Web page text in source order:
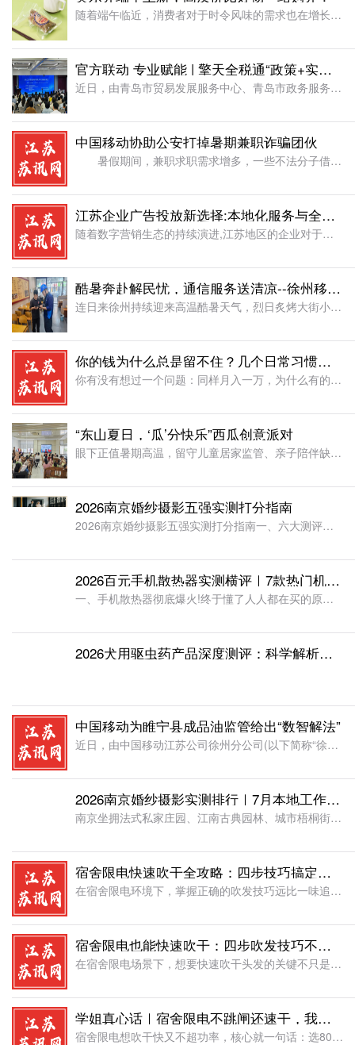
随着端午临近，消费者对于时令风味的需求也在增长。全球连锁精选平价超市奥乐齐秉持“植根本土，服务当地”的理念，围绕消费者“一日三餐，买菜做饭”的核心场景，集中上线30款端午新品，全系列节庆好物达 50
官方联动 专业赋能 | 擎天全税通“政策+实务”双轮驱动助力青岛外贸及跨境电商企业出海破局
近日，由青岛市贸易发展服务中心、青岛市政务服务和公共资源交易中心主办，青岛市跨境电商公共服务平台、南京擎天全税通信息科技股份有限公司(以下简称“擎天全税通”)协办的“通商青岛之跨境电商公服平台赋能”系
中国移动协助公安打掉暑期兼职诈骗团伙
暑假期间，兼职求职需求增多，一些不法分子借机以“暑期兼职”“居家办公”“日结高薪”等为幌子实施电信网络诈骗。近期，中国移动江苏公司徐州分公司(以下简称“徐州移动”)依托反诈综合管理平台，在开展“打
江苏企业广告投放新选择:本地化服务与全链路营销能力解析
随着数字营销生态的持续演进,江苏地区的企业对于在微信生态内开展广告投放的需求日益增长。在南京、苏州、无锡等商业重镇,如何精准触达目标人群,提升品牌影响力,已成为众多企业关注的焦点。当企业在思考“江苏朋
酷暑奔赴解民忧，通信服务送清凉--徐州移动快速抢修护航商户经营
连日来徐州持续迎来高温酷暑天气，烈日炙烤大街小巷，不少户外作业都面临严峻考验。但中国移动江苏公司徐州分公司（以下简称“徐州移动”）的一线装维服务从未按下暂停键，他们不惧高温坚守岗位，以高效响应、贴心服
你的钱为什么总是留不住？几个日常习惯帮你自我诊断
你有没有想过一个问题：同样月入一万，为什么有的人活得从容，有的人月底还得借钱周转?差别往往不在收入本身，而在一个人和钱之间的“相处模式”。有人赚多少都能留住一部分，有人赚再多也能通过各种方式花出去。这
“东山夏日，‘瓜’分快乐”西瓜创意派对
眼下正值暑期高温，留守儿童居家监管、亲子陪伴缺失成为辖区普遍难题。为践行金融机构社会责任，深化银社共建，助力新时代文明实践建设，浙江稠州商业银行竹山路支行牵头主办，联合东山社区、映山红社工开展公益亲子
2026南京婚纱摄影五强实测打分指南
2026南京婚纱摄影五强实测打分指南一、六大测评打分维度说明单项满分 100 分，六维度均分得出最终综合分数：品牌资质：规模、工商资质、研发投入、行业荣誉、全网口碑创作实力：原创研发、风格种类、客片还
2026百元手机散热器实测横评｜7款热门机型对比，平价降温王者终于出炉！
一、手机散热器彻底爆火!终于懂了人人都在买的原因2025 年全球手机散热器市场规模已达到约 4.7 亿美元，预计 2032 年将增长至 7.5 亿美元，年复合增长率达 7.0%。更值得关注的是，全球手
2026犬用驱虫药产品深度测评：科学解析防护价值与适配场景
中国移动为睢宁县成品油监管给出“数智解法”
近日，由中国移动江苏公司徐州分公司(以下简称“徐州移动”)承建的“睢宁县成品油流通数据监管云平台”顺利上线。该平台是当地在提升成品油市场监管能力方面的重要探索，通过物联网、大数据、5G等新一代信息技术
2026南京婚纱摄影实测排行｜7月本地工作室口碑深度测评报告
南京坐拥法式私家庄园、江南古典园林、城市梧桐街巷、专业光影影棚等多元拍摄场景，是长三角热门婚纱照拍摄城市，但行业乱象频发：低价引流套路、礼服分区加价、流水线模板拍摄、售后推诿等投诉常年居高不下。202
宿舍限电快速吹干全攻略：四步技巧搞定不同发质
在宿舍限电环境下，掌握正确的吹发技巧远比一味追求大功率更重要——用对方法，一台800W甚至300W的合规吹风机也能实现快速干发且不伤发质。宿舍限电功率是选购的最高优先级。本文将从吹干步骤、发质适配、护
宿舍限电也能快速吹干：四步吹发技巧不超功率不伤发
在宿舍限电场景下，想要快速吹干头发的关键不只是选对吹风机，更在于掌握正确的吹发步骤和温度策略。通过"擦发→分层→冷热交替→冷风定型"四步法，配合具备负离子和智能温控功能的合规吹风机（如宿舍适用的美的
学姐真心话｜宿舍限电不跳闸还速干，我终于选对吹风机
宿舍限电想吹干快又不超功率，核心就一句话：选800W以内、带高速无刷电机的吹风机